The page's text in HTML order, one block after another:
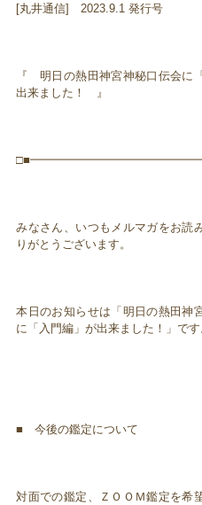
[丸井通信] 2023.9.1 発行号
『 明日の熱田神宮神秘口伝会に
出来ました！ 』
みなさん、いつもメルマガをお読
りがとうございます。
本日のお知らせは「明日の熱田神
に「入門編」が出来ました！」です
■ 今後の鑑定について
対面での鑑定、ＺＯＯＭ鑑定を希